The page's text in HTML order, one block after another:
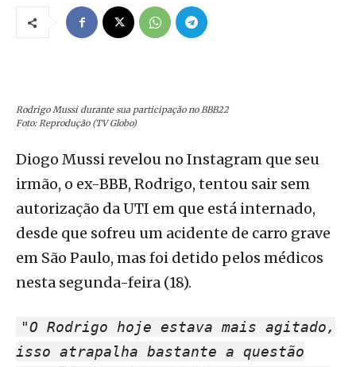
Rodrigo Mussi durante sua participação no BBB22
Foto: Reprodução (TV Globo)
Diogo Mussi revelou no Instagram que seu
irmão, o ex-BBB, Rodrigo, tentou sair sem
autorização da UTI em que está internado,
desde que sofreu um acidente de carro grave
em São Paulo, mas foi detido pelos médicos
nesta segunda-feira (18).
"O Rodrigo hoje estava mais agitado,
isso atrapalha bastante a questão